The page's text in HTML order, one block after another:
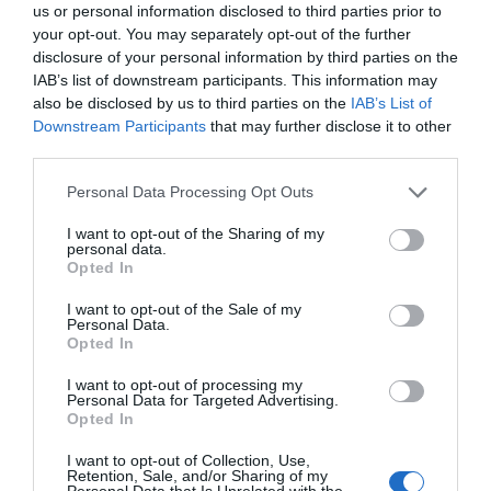
us or personal information disclosed to third parties prior to
your opt-out. You may separately opt-out of the further
disclosure of your personal information by third parties on the
IAB’s list of downstream participants. This information may
also be disclosed by us to third parties on the IAB’s List of
Downstream Participants that may further disclose it to other
Personal Data Processing Opt Outs
I want to opt-out of the Sharing of my
personal data.
Opted In
I want to opt-out of the Sale of my
Personal Data.
Opted In
I want to opt-out of processing my
Personal Data for Targeted Advertising.
Opted In
I want to opt-out of Collection, Use,
Retention, Sale, and/or Sharing of my
En este sentido, el director general de la empresa
afirma que el nuevo proyecto incorpora "la última
tecnología en automatización industrial para
realizar operaciones más seguras y eficientes".
AñadirVIA Empresa como fuente preferida
Mantente informado con las últimas noticias de
actualidad
ACTIVAR AHORA